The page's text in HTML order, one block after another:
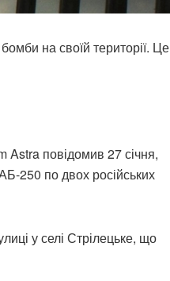
на своїй території. Це
Astra повідомив 27 січня,
250 по двох російських
у селі Стрілецьке, що